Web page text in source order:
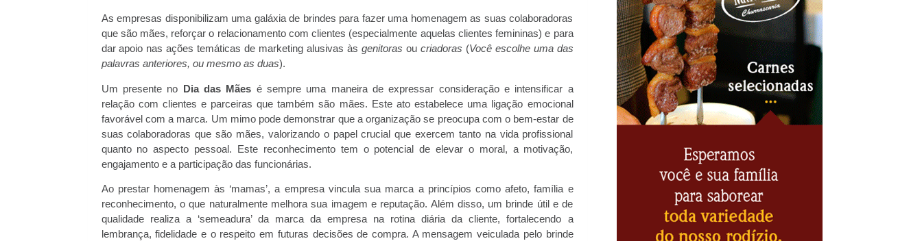
As empresas disponibilizam uma galáxia de brindes para fazer uma homenagem as suas colaboradoras
que são mães, reforçar o relacionamento com clientes (especialmente aquelas clientes femininas) e para
dar apoio nas ações temáticas de marketing alusivas às genitoras ou criadoras (Você escolhe uma das
palavras anteriores, ou mesmo as duas).
Um presente no Dia das Mães é sempre uma maneira de expressar consideração e intensificar a
relação com clientes e parceiras que também são mães. Este ato estabelece uma ligação emocional
favorável com a marca. Um mimo pode demonstrar que a organização se preocupa com o bem-estar de
suas colaboradoras que são mães, valorizando o papel crucial que exercem tanto na vida profissional
quanto no aspecto pessoal. Este reconhecimento tem o potencial de elevar o moral, a motivação,
engajamento e a participação das funcionárias.
Ao prestar homenagem às ‘mamas’, a empresa vincula sua marca a princípios como afeto, família e
reconhecimento, o que naturalmente melhora sua imagem e reputação. Além disso, um brinde útil e de
qualidade realiza a ‘semeadura’ da marca da empresa na rotina diária da cliente, fortalecendo a
lembrança, fidelidade e o respeito em futuras decisões de compra. A mensagem veiculada pelo brinde